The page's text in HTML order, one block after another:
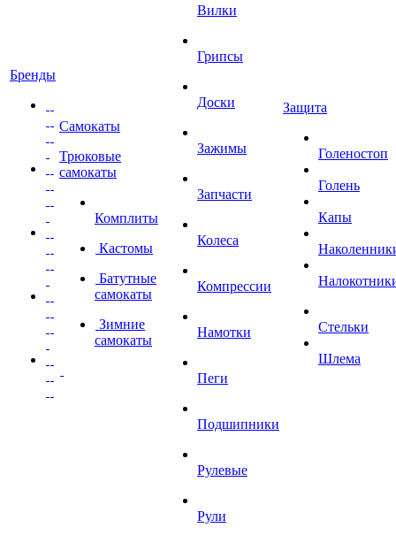
Бренды
Самокаты
Трюковые
самокаты
Комплиты
Кастомы
Батутные
самокаты
Зимние
самокаты
Вилки
Грипсы
Доски
Зажимы
Запчасти
Колеса
Компрессии
Намотки
Пеги
Подшипники
Рулевые
Рули
Защита
Голеностоп
Голень
Капы
Стельки
Шлема